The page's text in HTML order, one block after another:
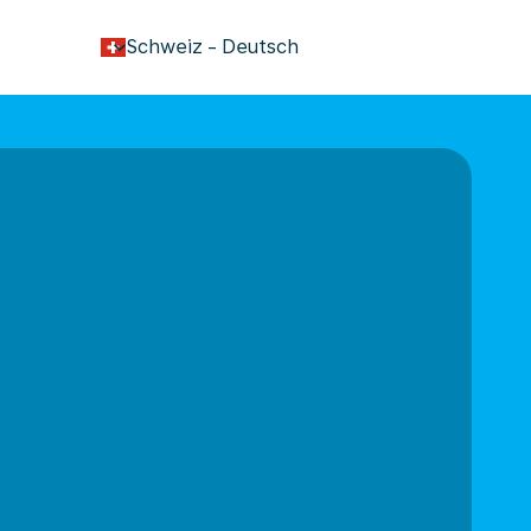
Schweiz - Deutsch
keyboard_arrow_down